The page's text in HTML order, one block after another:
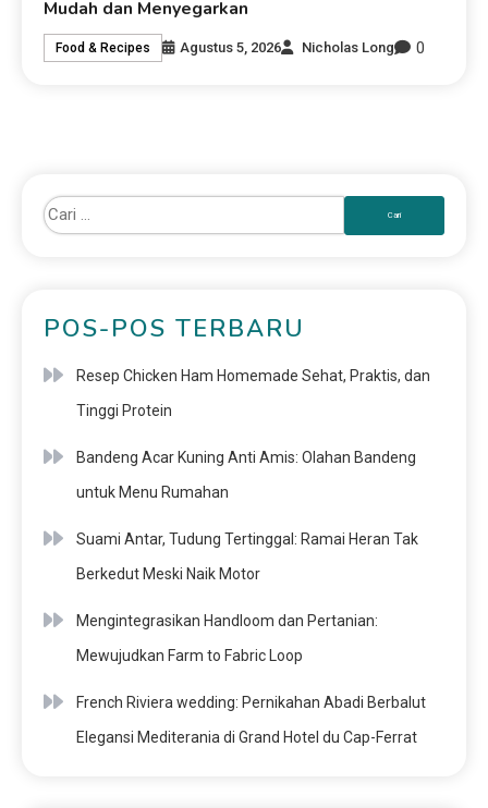
Mudah dan Menyegarkan
Food & Recipes Agustus 5, 2026 Nicholas Long 0
POS-POS TERBARU
Resep Chicken Ham Homemade Sehat, Praktis, dan
Tinggi Protein
Bandeng Acar Kuning Anti Amis: Olahan Bandeng
untuk Menu Rumahan
Suami Antar, Tudung Tertinggal: Ramai Heran Tak
Berkedut Meski Naik Motor
Mengintegrasikan Handloom dan Pertanian:
Mewujudkan Farm to Fabric Loop
French Riviera wedding: Pernikahan Abadi Berbalut
Elegansi Mediterania di Grand Hotel du Cap-Ferrat